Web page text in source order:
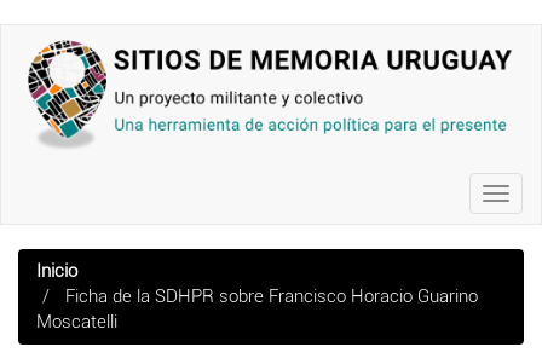
contenido
principal
Inicio
Ficha de la SDHPR sobre Francisco Horacio Guarino
Moscatelli